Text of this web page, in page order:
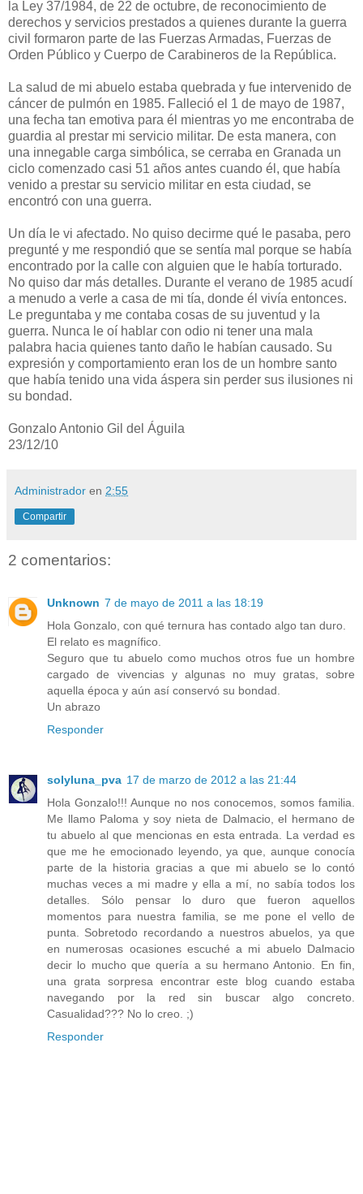
la Ley 37/1984, de 22 de octubre, de reconocimiento de
derechos y servicios prestados a quienes durante la guerra
civil formaron parte de las Fuerzas Armadas, Fuerzas de
Orden Público y Cuerpo de Carabineros de la República.
La salud de mi abuelo estaba quebrada y fue intervenido de
cáncer de pulmón en 1985. Falleció el 1 de mayo de 1987,
una fecha tan emotiva para él mientras yo me encontraba de
guardia al prestar mi servicio militar. De esta manera, con
una innegable carga simbólica, se cerraba en Granada un
ciclo comenzado casi 51 años antes cuando él, que había
venido a prestar su servicio militar en esta ciudad, se
encontró con una guerra.
Un día le vi afectado. No quiso decirme qué le pasaba, pero
pregunté y me respondió que se sentía mal porque se había
encontrado por la calle con alguien que le había torturado.
No quiso dar más detalles. Durante el verano de 1985 acudí
a menudo a verle a casa de mi tía, donde él vivía entonces.
Le preguntaba y me contaba cosas de su juventud y la
guerra. Nunca le oí hablar con odio ni tener una mala
palabra hacia quienes tanto daño le habían causado. Su
expresión y comportamiento eran los de un hombre santo
que había tenido una vida áspera sin perder sus ilusiones ni
su bondad.
Gonzalo Antonio Gil del Águila
23/12/10
Administrador en 2:55
Compartir
2 comentarios:
Unknown 7 de mayo de 2011 a las 18:19
Hola Gonzalo, con qué ternura has contado algo tan duro.
El relato es magnífico.
Seguro que tu abuelo como muchos otros fue un hombre
cargado de vivencias y algunas no muy gratas, sobre
aquella época y aún así conservó su bondad.
Un abrazo
Responder
solyluna_pva 17 de marzo de 2012 a las 21:44
Hola Gonzalo!!! Aunque no nos conocemos, somos familia.
Me llamo Paloma y soy nieta de Dalmacio, el hermano de
tu abuelo al que mencionas en esta entrada. La verdad es
que me he emocionado leyendo, ya que, aunque conocía
parte de la historia gracias a que mi abuelo se lo contó
muchas veces a mi madre y ella a mí, no sabía todos los
detalles. Sólo pensar lo duro que fueron aquellos
momentos para nuestra familia, se me pone el vello de
punta. Sobretodo recordando a nuestros abuelos, ya que
en numerosas ocasiones escuché a mi abuelo Dalmacio
decir lo mucho que quería a su hermano Antonio. En fin,
una grata sorpresa encontrar este blog cuando estaba
navegando por la red sin buscar algo concreto.
Casualidad??? No lo creo. ;)
Responder